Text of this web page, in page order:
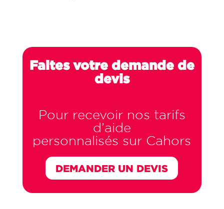
Faites votre demande de
devis
Pour recevoir nos tarifs
d’aide
personnalisés sur Cahors
DEMANDER UN DEVIS